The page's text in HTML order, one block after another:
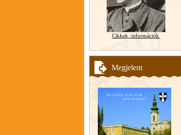
Cikkek, információk
Megjelent